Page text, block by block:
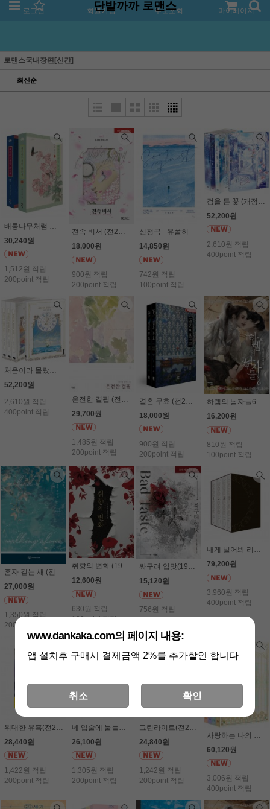
로그인 회원가입 주문조회 마이페이지
단발까까 로맨스
로맨스국내장편[신간]
최신순
30,240원
1,512원 적립
200point 적립
전속 비서 (전2권세트) (19세 이상) - 이서한
18,000원
900원 적립
200point 적립
신청곡 - 유폴히
14,850원
742원 적립
100point 적립
검을 든 꽃 (개정판, 전4권세트) - 은소로
52,200원
2,610원 적립
400point 적립
처음이라 몰랐던 것들 (전4권세트) - 이보라
52,200원
2,610원 적립
400point 적립
온전한 결핍 (전2권세트) - 김바림
29,700원
1,485원 적립
200point 적립
18,000원
900원 적립
200point 적립
하렘의 남자들6 - 알파타르트
16,200원
810원 적립
100point 적립
혼자 걷는 새 (전2권세트) - 서사희
27,000원
1,350원 적립
200point 적립
취향의 변화 (19세 이상) - 서혜은
12,600원
630원 적립
100point 적립
싸구려 입맛(19세 이상) - 금단
15,120원
756원 적립
내게 빌어봐 리미티드 에디션 박스 세트 (전4권세트) - 리베냐
79,200원
3,960원 적립
400point 적립
위대한 유혹(전2권세트) - 이지연
28,440원
1,422원 적립
200point 적립
네 입술에 물들어(전2권세트) - 아리킴
26,100원
1,305원 적립
200point 적립
그린라이트(전2권세트) - 이여운
24,840원
1,242원 적립
200point 적립
60,120원
3,006원 적립
400point 적립
www.dankaka.com의 페이지 내용:
앱 설치후 구매시 결제금액 2%를 추가할인 합니다
취소 확인